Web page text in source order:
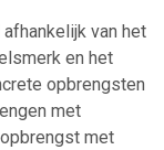
van het
en het
opbrengsten
met
met